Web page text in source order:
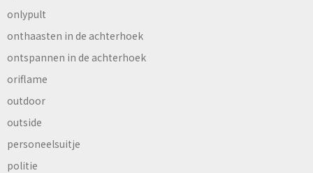
onlypult
onthaasten in de achterhoek
ontspannen in de achterhoek
oriflame
outdoor
outside
personeelsuitje
politie